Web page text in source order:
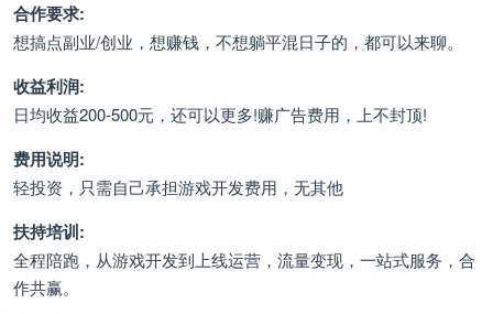
合作要求:
想搞点副业/创业，想赚钱，不想躺平混日子的，都可以来聊。
收益利润:
日均收益200-500元，还可以更多!赚广告费用，上不封顶!
费用说明:
轻投资，只需自己承担游戏开发费用，无其他
扶持培训:
全程陪跑，从游戏开发到上线运营，流量变现，一站式服务，合
作共赢。